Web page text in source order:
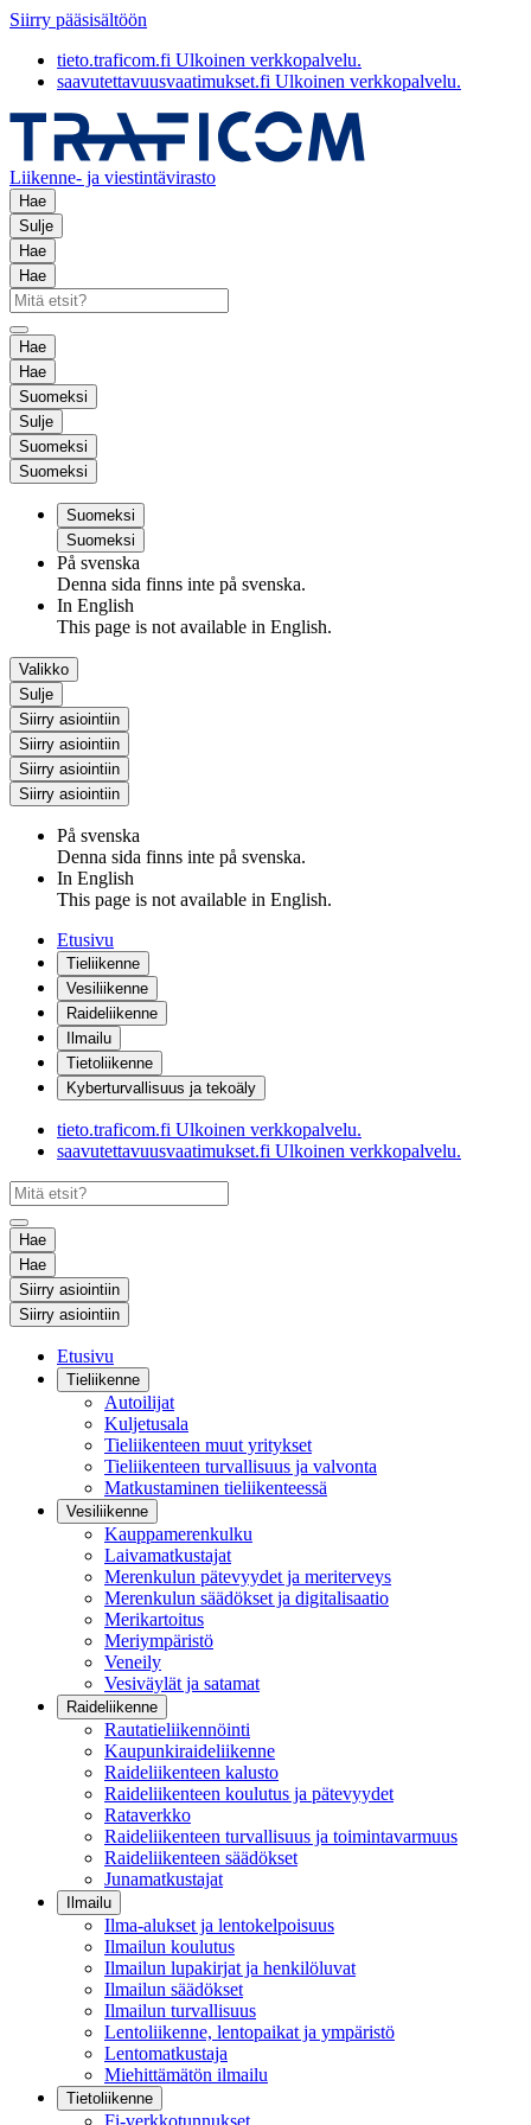
Siirry pääsisältöön
tieto.traficom.fi Ulkoinen verkkopalvelu.
saavutettavuusvaatimukset.fi Ulkoinen verkkopalvelu.
Liikenne- ja viestintävirasto
Hae
Sulje
Hae
Hae
Hae
Hae
Suomeksi
Sulje
Suomeksi
Suomeksi
Suomeksi
Suomeksi
På svenska
Denna sida finns inte på svenska.
In English
This page is not available in English.
Valikko
Sulje
Siirry asiointiin
Siirry asiointiin
Siirry asiointiin
Siirry asiointiin
På svenska
Denna sida finns inte på svenska.
In English
This page is not available in English.
Etusivu
Tieliikenne
Vesiliikenne
Raideliikenne
Ilmailu
Tietoliikenne
Kyberturvallisuus ja tekoäly
tieto.traficom.fi Ulkoinen verkkopalvelu.
saavutettavuusvaatimukset.fi Ulkoinen verkkopalvelu.
Hae
Hae
Siirry asiointiin
Siirry asiointiin
Etusivu
Tieliikenne
Autoilijat
Kuljetusala
Tieliikenteen muut yritykset
Tieliikenteen turvallisuus ja valvonta
Matkustaminen tieliikenteessä
Vesiliikenne
Kauppamerenkulku
Laivamatkustajat
Merenkulun pätevyydet ja meriterveys
Merenkulun säädökset ja digitalisaatio
Merikartoitus
Meriympäristö
Veneily
Vesiväylät ja satamat
Raideliikenne
Rautatieliikennöinti
Kaupunkiraideliikenne
Raideliikenteen kalusto
Raideliikenteen koulutus ja pätevyydet
Rataverkko
Raideliikenteen turvallisuus ja toimintavarmuus
Raideliikenteen säädökset
Junamatkustajat
Ilmailu
Ilma-alukset ja lentokelpoisuus
Ilmailun koulutus
Ilmailun lupakirjat ja henkilöluvat
Ilmailun säädökset
Ilmailun turvallisuus
Lentoliikenne, lentopaikat ja ympäristö
Lentomatkustaja
Miehittämätön ilmailu
Tietoliikenne
Fi-verkkotunnukset